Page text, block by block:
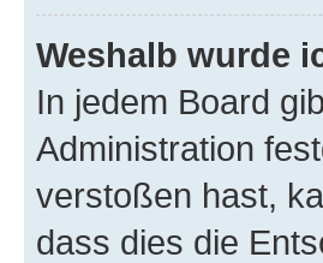
Weshalb wurde
In jedem Board
Administration
verstoßen hast,
dass dies die